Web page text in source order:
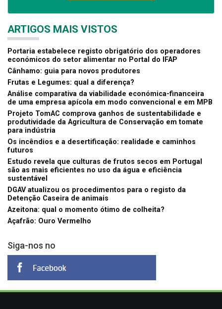
ARTIGOS MAIS VISTOS
Portaria estabelece registo obrigatório dos operadores
económicos do setor alimentar no Portal do IFAP
Cânhamo: guia para novos produtores
Frutas e Legumes: qual a diferença?
Análise comparativa da viabilidade económica-financeira
de uma empresa apícola em modo convencional e em MPB
Projeto TomAC comprova ganhos de sustentabilidade e
produtividade da Agricultura de Conservação em tomate
para indústria
Os incêndios e a desertificação: realidade e caminhos
futuros
Estudo revela que culturas de frutos secos em Portugal
são as mais eficientes no uso da água e eficiência
sustentável
DGAV atualizou os procedimentos para o registo da
Detenção Caseira de animais
Azeitona: qual o momento ótimo de colheita?
Açafrão: Ouro Vermelho
Siga-nos no